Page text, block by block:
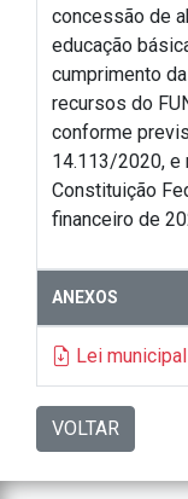
concessão de
educação
cumprimento
recursos do
conforme
14.113/2020, e
Constituição
financeiro de
ANEXOS
Lei
VOLTAR